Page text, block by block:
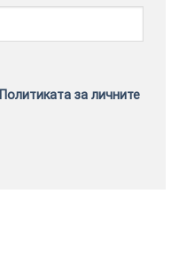
Политиката за личните